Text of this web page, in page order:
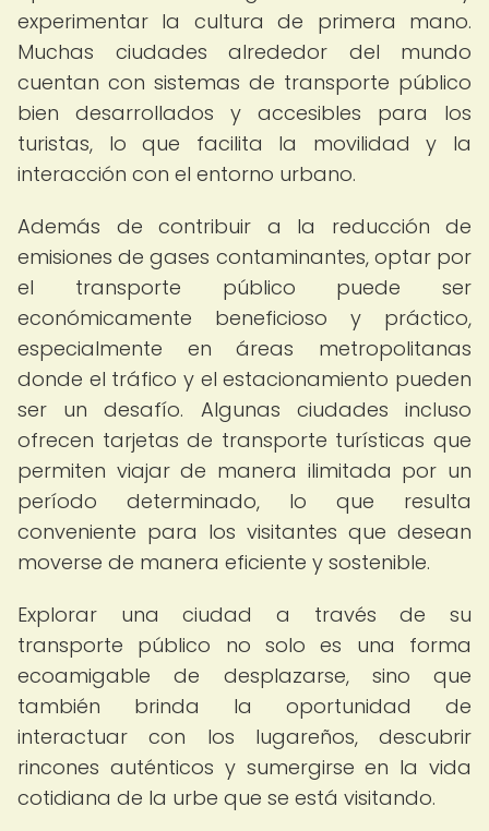
experimentar la cultura de primera mano.
Muchas ciudades alrededor del mundo
cuentan con sistemas de transporte público
bien desarrollados y accesibles para los
turistas, lo que facilita la movilidad y la
interacción con el entorno urbano.
Además de contribuir a la reducción de
emisiones de gases contaminantes, optar por
el transporte público puede ser
económicamente beneficioso y práctico,
especialmente en áreas metropolitanas
donde el tráfico y el estacionamiento pueden
ser un desafío. Algunas ciudades incluso
ofrecen tarjetas de transporte turísticas que
permiten viajar de manera ilimitada por un
período determinado, lo que resulta
conveniente para los visitantes que desean
moverse de manera eficiente y sostenible.
Explorar una ciudad a través de su
transporte público no solo es una forma
ecoamigable de desplazarse, sino que
también brinda la oportunidad de
interactuar con los lugareños, descubrir
rincones auténticos y sumergirse en la vida
cotidiana de la urbe que se está visitando.